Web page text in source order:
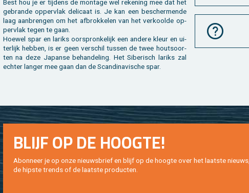
Best hou je er tij­dens de mon­ta­ge wel re­ke­ning mee dat het
ge­bran­de op­per­vlak de­li­caat is. Je kan een be­scher­men­de
laag aan­bren­gen om het af­brok­ke­len van het ver­kool­de op­
per­vlak tegen te gaan.
Hoe­wel spar en la­riks oor­spron­ke­lijk een an­de­re kleur en ui­
ter­lijk heb­ben, is er geen ver­schil tus­sen de twee hout­soor­
ten na deze Ja­pan­se be­han­de­ling. Het Si­be­risch la­riks zal
ech­ter lan­ger mee gaan dan de Scan­di­na­vi­sche spar.
BLIJF OP DE HOOG­TE!
Abon­neer je op onze nieuws­brief en blijf op de hoog­te over het laat­ste nieuws,
de hip­s­te trends of de laat­ste pro­duc­ten.